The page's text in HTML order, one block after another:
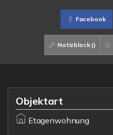
Facebook
Notizblock ()
Objektart
Etagenwohnung